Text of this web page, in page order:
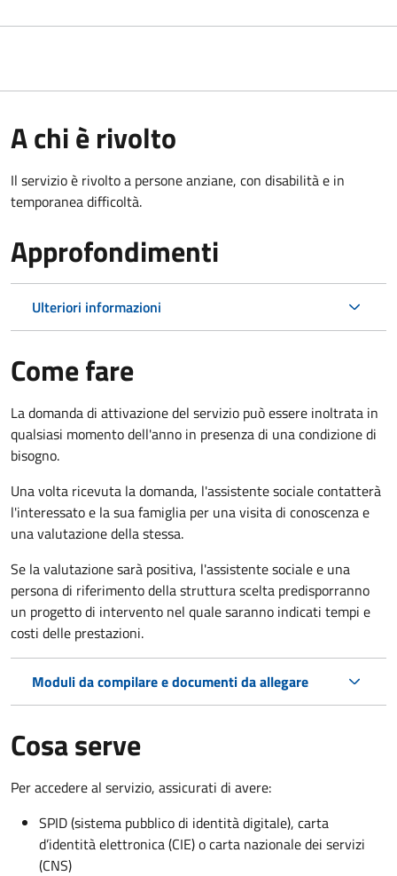
A chi è rivolto
Il servizio è rivolto a persone anziane, con disabilità e in
temporanea difficoltà.
Approfondimenti
Ulteriori informazioni
Come fare
La domanda di attivazione del servizio può essere inoltrata in
qualsiasi momento dell'anno in presenza di una condizione di
bisogno.
Una volta ricevuta la domanda, l'assistente sociale contatterà
l'interessato e la sua famiglia per una visita di conoscenza e
una valutazione della stessa.
Se la valutazione sarà positiva, l'assistente sociale e una
persona di riferimento della struttura scelta predisporranno
un progetto di intervento nel quale saranno indicati tempi e
costi delle prestazioni.
Moduli da compilare e documenti da allegare
Cosa serve
Per accedere al servizio, assicurati di avere:
SPID (sistema pubblico di identità digitale), carta
d’identità elettronica (CIE) o carta nazionale dei servizi
(CNS)